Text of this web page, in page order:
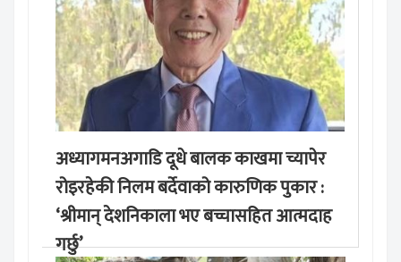
अध्यागमनअगाडि दूधे बालक काखमा च्यापेर
रोइरहेकी निलम बर्देवाको कारुणिक पुकार :
‘श्रीमान् देशनिकाला भए बच्चासहित आत्मदाह
गर्छु’